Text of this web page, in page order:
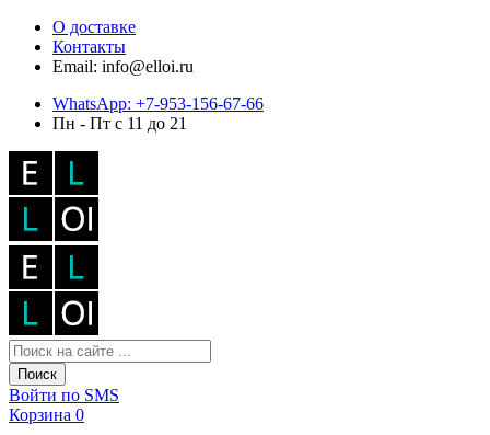
О доставке
Контакты
Email: info@elloi.ru
WhatsApp: +7-953-156-67-66
Пн - Пт с 11 до 21
Поиск
Войти по SMS
Корзина 0